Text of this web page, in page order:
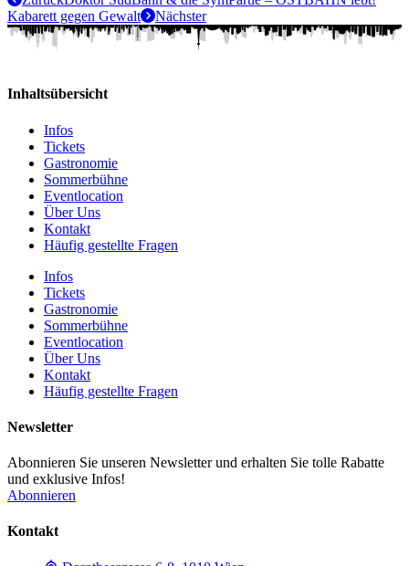
Kabarett gegen Gewalt
Nächster
Inhaltsübersicht
Infos
Tickets
Gastronomie
Sommerbühne
Eventlocation
Über Uns
Kontakt
Häufig gestellte Fragen
Infos
Tickets
Gastronomie
Sommerbühne
Eventlocation
Über Uns
Kontakt
Häufig gestellte Fragen
Newsletter
Abonnieren Sie unseren Newsletter und erhalten Sie tolle Rabatte
und exklusive Infos!
Abonnieren
Kontakt